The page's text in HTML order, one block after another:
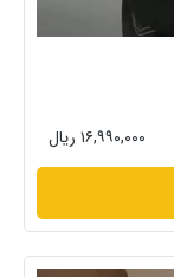
۱۶,۹۹۰,۰۰۰ ریال